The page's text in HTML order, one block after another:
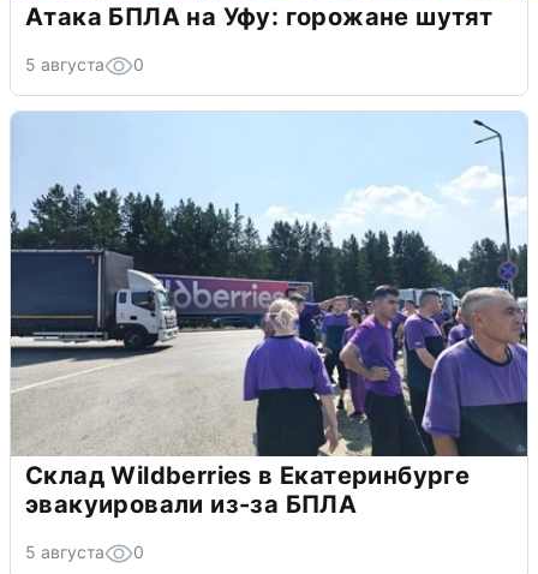
Атака БПЛА на Уфу: горожане шутят
5 августа 0
Склад Wildberries в Екатеринбурге
эвакуировали из-за БПЛА
5 августа 0